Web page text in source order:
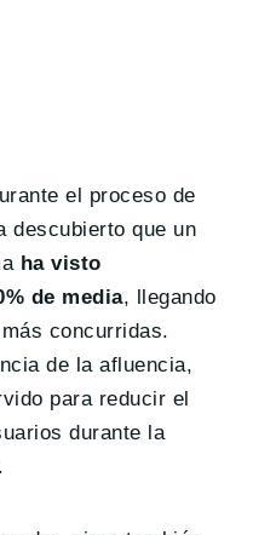
el proceso de
descubierto que un
ha visto
de media, llegando
concurridas.
de la afluencia,
para reducir el
durante la